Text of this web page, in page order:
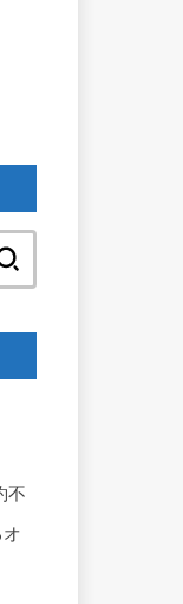
不